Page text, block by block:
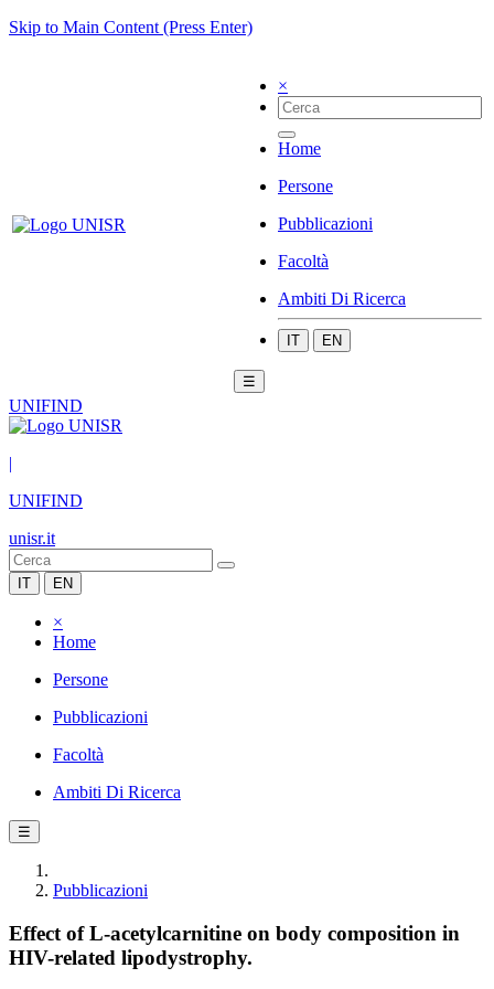
Skip to Main Content (Press Enter)
×
Home
Persone
Pubblicazioni
Facoltà
Ambiti Di Ricerca
IT EN
☰
UNIFIND
|
UNIFIND
unisr.it
IT EN
×
Home
Persone
Pubblicazioni
Facoltà
Ambiti Di Ricerca
☰
Pubblicazioni
Effect of L-acetylcarnitine on body composition in
HIV-related lipodystrophy.